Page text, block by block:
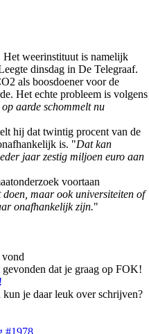
weerinstituut is namelijk
dinsdag in De Telegraaf.
als boosdoener voor de
Het echte probleem is volgens
aarde schommelt nu
hij dat twintig procent van de
is. "Dat kan
jaar zestig miljoen euro aan
voortaan
doen, maar ook universiteiten of
onafhankelijk zijn."
dat je graag op FOK!
je daar leuk over schrijven?
#1978